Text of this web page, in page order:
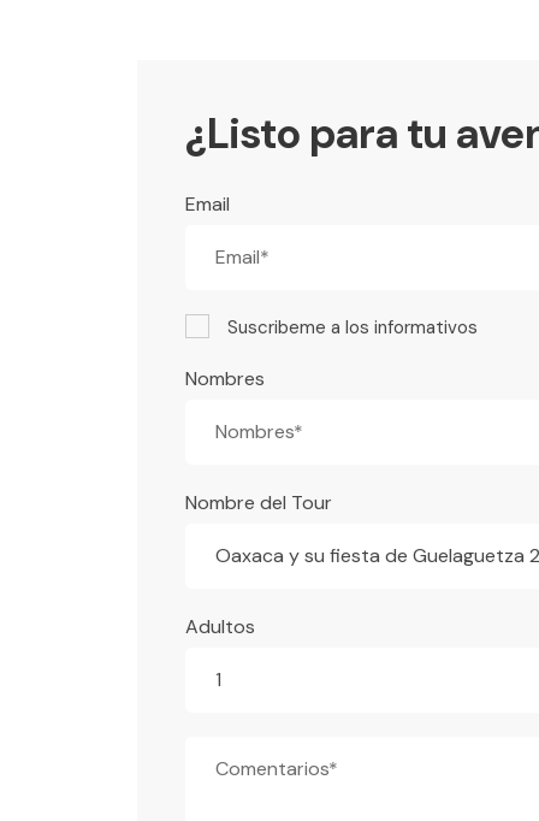
¿Listo para tu
Email
Suscribeme a los informativos
Nombres
Nombre del Tour
Oaxaca y su fiesta de Guelaguetza
Adultos